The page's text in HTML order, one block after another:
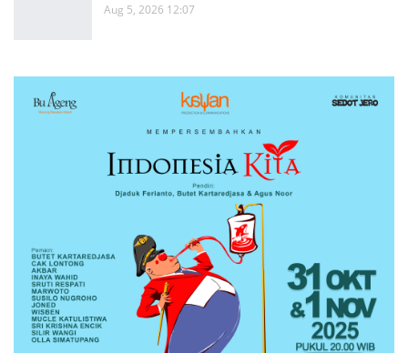
Aug 5, 2026 12:07